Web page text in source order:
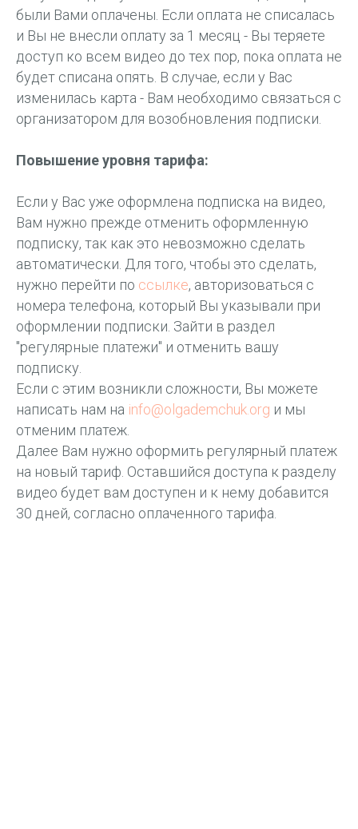
были Вами оплачены. Если оплата не списалась
и Вы не внесли оплату за 1 месяц - Вы теряете
доступ ко всем видео до тех пор, пока оплата не
будет списана опять. В случае, если у Вас
изменилась карта - Вам необходимо связаться с
организатором для возобновления подписки.
Повышение уровня тарифа:
Если у Вас уже оформлена подписка на видео,
Вам нужно прежде отменить оформленную
подписку, так как это невозможно сделать
автоматически. Для того, чтобы это сделать,
нужно перейти по ссылке, авторизоваться с
номера телефона, который Вы указывали при
оформлении подписки. Зайти в раздел
"регулярные платежи" и отменить вашу
подписку.
Если с этим возникли сложности, Вы можете
написать нам на info@olgademchuk.org и мы
отменим платеж.
Далее Вам нужно оформить регулярный платеж
на новый тариф. Оставшийся доступа к разделу
видео будет вам доступен и к нему добавится
30 дней, согласно оплаченного тарифа.